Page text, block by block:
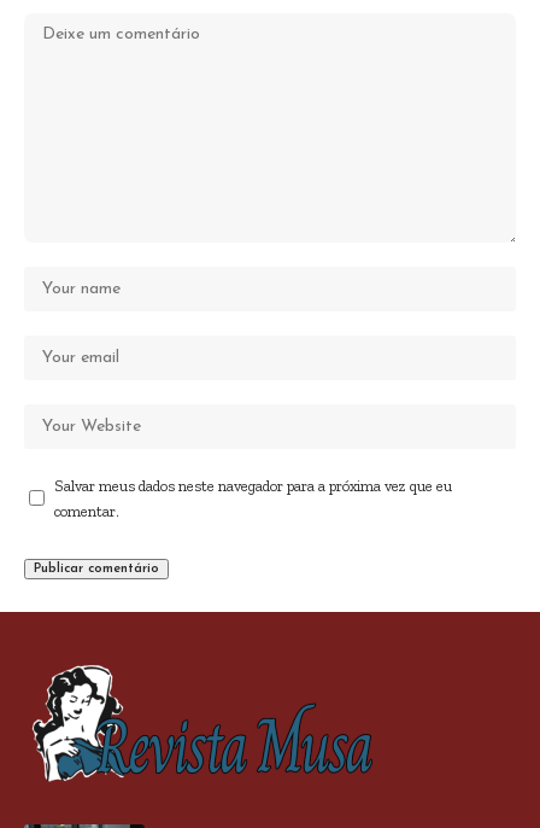
Salvar meus dados neste navegador para a próxima vez que eu
comentar.